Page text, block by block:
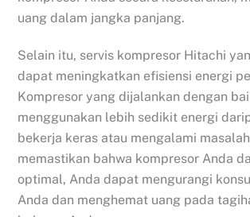
uang dalam jangka panjang.
Selain itu, servis kompresor Hitachi
dapat meningkatkan efisiensi energi
Kompresor yang dijalankan dengan
menggunakan lebih sedikit energi
bekerja keras atau mengalami
memastikan bahwa kompresor Anda
optimal, Anda dapat mengurangi
Anda dan menghemat uang pada